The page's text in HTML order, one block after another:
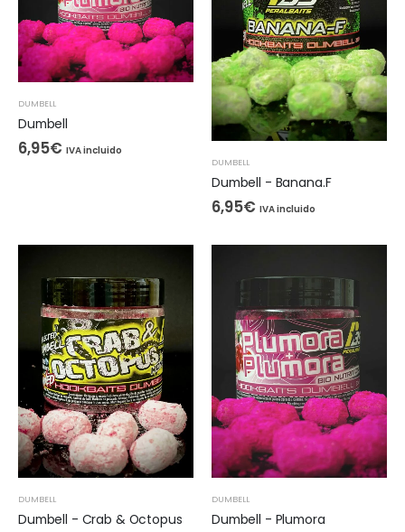
DUMBELL
Dumbell
6,95€ IVA incluido
DUMBELL
Dumbell - Banana.F
6,95€ IVA incluido
DUMBELL
Dumbell - Crab & Octopus
DUMBELL
Dumbell - Plumora